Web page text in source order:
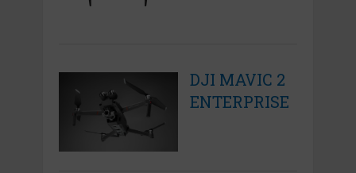
DJI MAVIC 2
ENTERPRISE